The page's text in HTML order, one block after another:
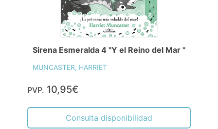
Sirena Esmeralda 4 "Y el Reino del Mar "
MUNCASTER, HARRIET
PVP. 10,95€
Consulta disponibilidad